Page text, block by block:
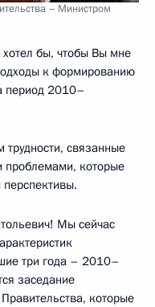
– Министром
хотел бы, чтобы Вы мне
к формированию
период 2010–
трудности, связанные
проблемами, которые
Мы сейчас
три года – 2010–
заседание
которые